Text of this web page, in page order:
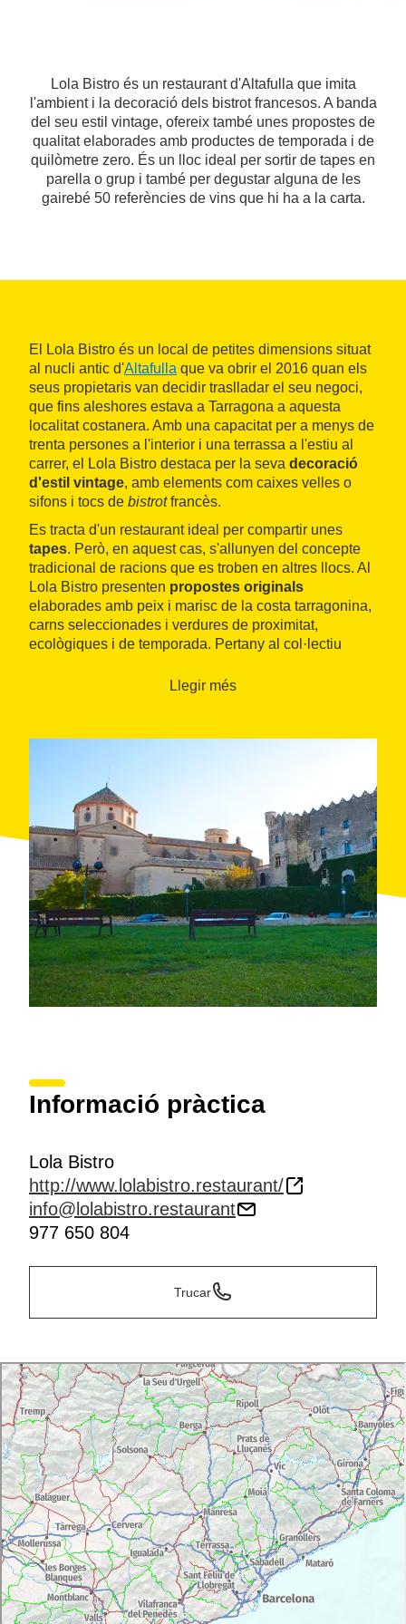
Lola Bistro és un restaurant d'Altafulla que imita
l'ambient i la decoració dels bistrot francesos. A banda
del seu estil vintage, ofereix també unes propostes de
qualitat elaborades amb productes de temporada i de
quilòmetre zero. És un lloc ideal per sortir de tapes en
parella o grup i també per degustar alguna de les
gairebé 50 referències de vins que hi ha a la carta.
El Lola Bistro és un local de petites dimensions situat
al nucli antic d'Altafulla que va obrir el 2016 quan els
seus propietaris van decidir traslladar el seu negoci,
que fins aleshores estava a Tarragona a aquesta
localitat costanera. Amb una capacitat per a menys de
trenta persones a l'interior i una terrassa a l'estiu al
carrer, el Lola Bistro destaca per la seva decoració
d'estil vintage, amb elements com caixes velles o
sifons i tocs de bistrotfrancès.
Es tracta d'un restaurant ideal per compartir unes
tapes. Però, en aquest cas, s'allunyen del concepte
tradicional de racions que es troben en altres llocs. Al
Lola Bistro presenten propostes originals
elaborades amb peix i marisc de la costa tarragonina,
carns seleccionades i verdures de proximitat,
ecològiques i de temporada. Pertany al col·lectiu
Tots els seus plats estan cuinats amb
d'origen com
Llegir més
Informació pràctica
Lola Bistro
http://www.lolabistro.restaurant/
info@lolabistro.restaurant
977 650 804
Trucar